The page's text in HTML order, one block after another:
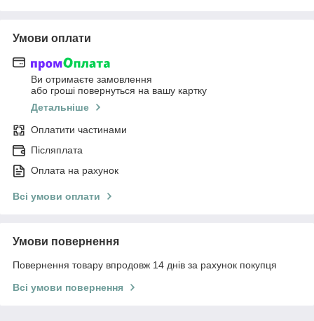
Умови оплати
Ви отримаєте замовлення
або гроші повернуться на вашу картку
Детальніше
Оплатити частинами
Післяплата
Оплата на рахунок
Всі умови оплати
Умови повернення
Повернення товару впродовж 14 днів за рахунок покупця
Всі умови повернення